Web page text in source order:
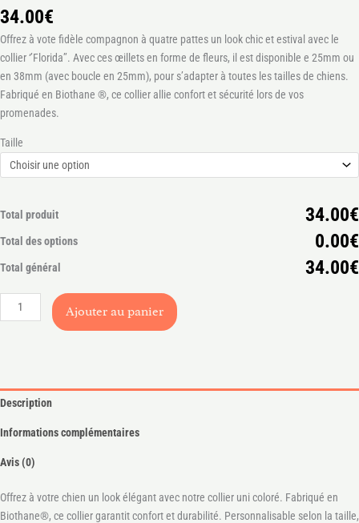
34.00€
Offrez à vote fidèle compagnon à quatre pattes un look chic et estival avec le
collier ‘’Florida’’. Avec ces œillets en forme de fleurs, il est disponible e 25mm ou
en 38mm (avec boucle en 25mm), pour s’adapter à toutes les tailles de chiens.
Fabriqué en Biothane ®, ce collier allie confort et sécurité lors de vos
promenades.
Taille
Total produit 34.00€
Total des options 0.00€
Total général 34.00€
Ajouter au panier
Description
Informations complémentaires
Avis (0)
Offrez à votre chien un look élégant avec notre collier uni coloré. Fabriqué en
Biothane®, ce collier garantit confort et durabilité. Personnalisable selon la taille,